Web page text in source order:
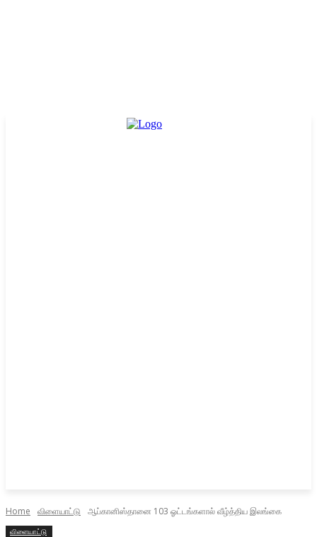
Home விளையாட்டு ஆப்கானிஸ்தானை 103 ஓட்டங்களால் வீழ்த்திய இலங்கை
விளையாட்டு